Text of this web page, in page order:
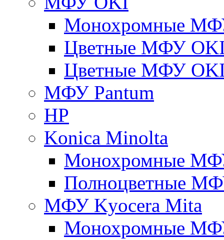
Монохромные
Цветные МФУ
Цветные МФУ
МФУ Pantum
HP
Konica Minolta
Монохромные
Полноцветные
МФУ Kyocera Mita
Монохромные